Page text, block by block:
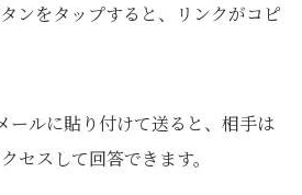
ンをタップすると、リンクがコピ
ールに貼り付けて送ると、相手は
セスして回答できます。